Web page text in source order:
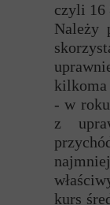
czyli
Należy
kilkoma
- w
z
kurs